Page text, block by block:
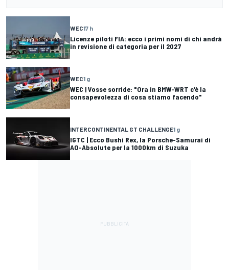
WEC17 h
Licenze piloti FIA: ecco i primi nomi di chi andrà
in revisione di categoria per il 2027
WEC1 g
WEC | Vosse sorride: "Ora in BMW-WRT c'è la
consapevolezza di cosa stiamo facendo"
INTERCONTINENTAL GT CHALLENGE1 g
IGTC | Ecco Bushi Rex, la Porsche-Samurai di
AO-Absolute per la 1000km di Suzuka